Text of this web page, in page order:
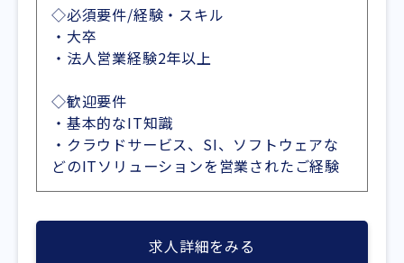
◇必須要件/経験・スキル
・大卒
・法人営業経験2年以上
◇歓迎要件
・基本的なIT知識
・クラウドサービス、SI、ソフトウェアな
どのITソリューションを営業されたご経験
求人詳細をみる